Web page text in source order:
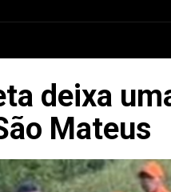
deixa
Mateus